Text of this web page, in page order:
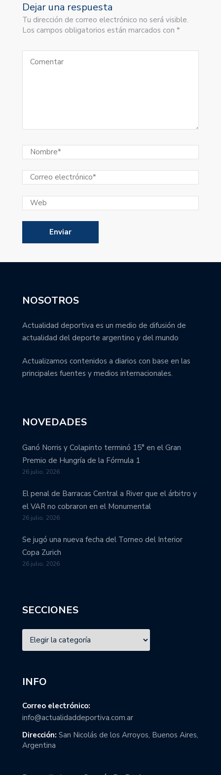
Dejar una respuesta
Tu dirección de correo electrónico no será visible.
Los campos obligatorios están marcados con *
NOSOTROS
Actualidad deportiva es un medio de difusión de
actualidad del deporte argentino y del mundo
Actualizamos contenidos a diarios con base en las
principales fuentes y medios internacionales.
NOVEDADES
Ganó Norris y Colapinto terminó 15° en el Gran
Premio de Hungría de la Fórmula 1
26 julio, 2026
El penal de Barracas Central a River que el árbitro y
el VAR no cobraron en el Monumental
26 julio, 2026
Se jugó una nueva fecha del Torneo del Interior
Copa Zurich
26 julio, 2026
SECCIONES
INFO
Correo electrónico:
info@actualidaddeportiva.com.ar
Dirección: San Nicolás de los Arroyos, Buenos Aires,
Argentina